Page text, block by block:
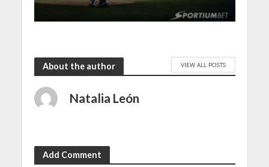
About the author VIEW ALL POSTS
Natalia León
Add Comment